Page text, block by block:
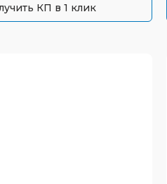
КП в 1 клик